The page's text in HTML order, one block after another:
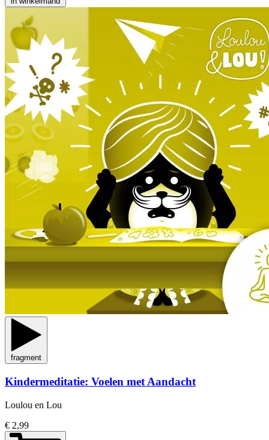
fragment
Kindermeditatie: Voelen met Aandacht
Loulou en Lou
€ 2,99